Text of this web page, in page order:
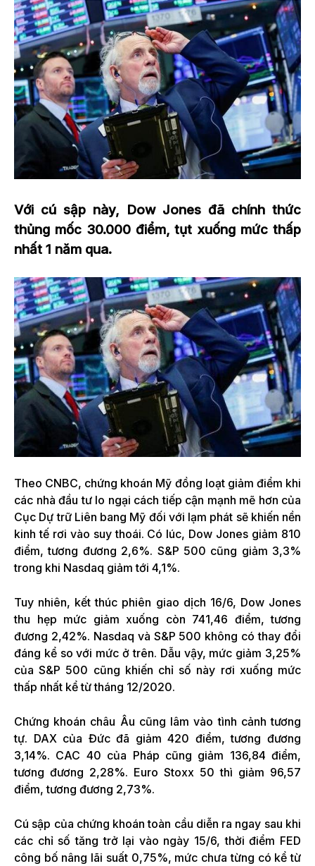
Với cú sập này, Dow Jones đã chính thức
thủng mốc 30.000 điểm, tụt xuống mức thấp
nhất 1 năm qua.
Theo CNBC, chứng khoán Mỹ đồng loạt giảm điểm khi
các nhà đầu tư lo ngại cách tiếp cận mạnh mẽ hơn của
Cục Dự trữ Liên bang Mỹ đối với lạm phát sẽ khiến nền
kinh tế rơi vào suy thoái. Có lúc, Dow Jones giảm 810
điểm, tương đương 2,6%. S&P 500 cũng giảm 3,3%
trong khi Nasdaq giảm tới 4,1%.
Tuy nhiên, kết thúc phiên giao dịch 16/6, Dow Jones
thu hẹp mức giảm xuống còn 741,46 điểm, tương
đương 2,42%. Nasdaq và S&P 500 không có thay đổi
đáng kể so với mức ở trên. Dẫu vậy, mức giảm 3,25%
của S&P 500 cũng khiến chỉ số này rơi xuống mức
thấp nhất kể từ tháng 12/2020.
Chứng khoán châu Âu cũng lâm vào tình cảnh tương
tự. DAX của Đức đã giảm 420 điểm, tương đương
3,14%. CAC 40 của Pháp cũng giảm 136,84 điểm,
tương đương 2,28%. Euro Stoxx 50 thì giảm 96,57
điểm, tương đương 2,73%.
Cú sập của chứng khoán toàn cầu diễn ra ngay sau khi
các chỉ số tăng trở lại vào ngày 15/6, thời điểm FED
công bố nâng lãi suất 0,75%, mức chưa từng có kể từ